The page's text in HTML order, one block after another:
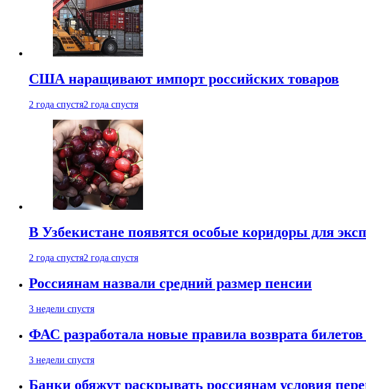
США наращивают импорт российских товаров
2 года спустя2 года спустя
В Узбекистане появятся особые коридоры для
2 года спустя2 года спустя
Россиянам назвали средний размер пенсии
3 недели спустя
ФАС разработала новые правила возврата билетов
3 недели спустя
Банки обяжут раскрывать россиянам условия